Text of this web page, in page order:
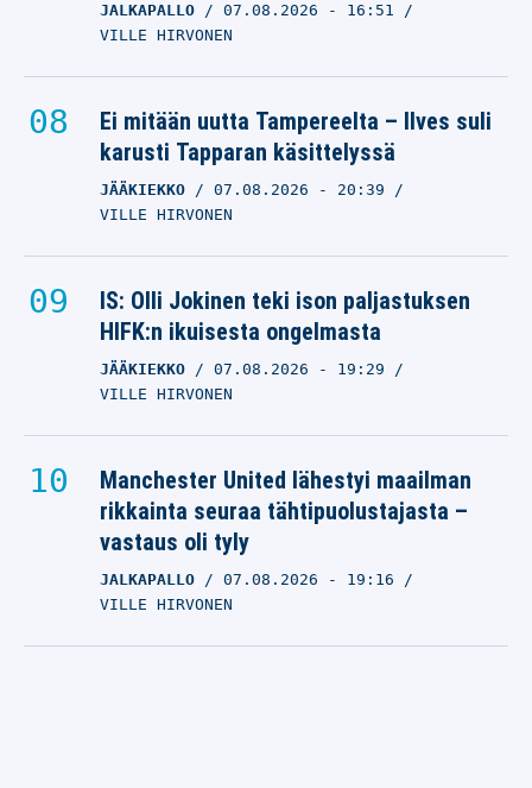
JALKAPALLO 07.08.2026 - 16:51
VILLE HIRVONEN
Ei mitään uutta Tampereelta – Ilves suli
karusti Tapparan käsittelyssä
JÄÄKIEKKO 07.08.2026 - 20:39
VILLE HIRVONEN
IS: Olli Jokinen teki ison paljastuksen
HIFK:n ikuisesta ongelmasta
JÄÄKIEKKO 07.08.2026 - 19:29
VILLE HIRVONEN
Manchester United lähestyi maailman
rikkainta seuraa tähtipuolustajasta –
vastaus oli tyly
JALKAPALLO 07.08.2026 - 19:16
VILLE HIRVONEN